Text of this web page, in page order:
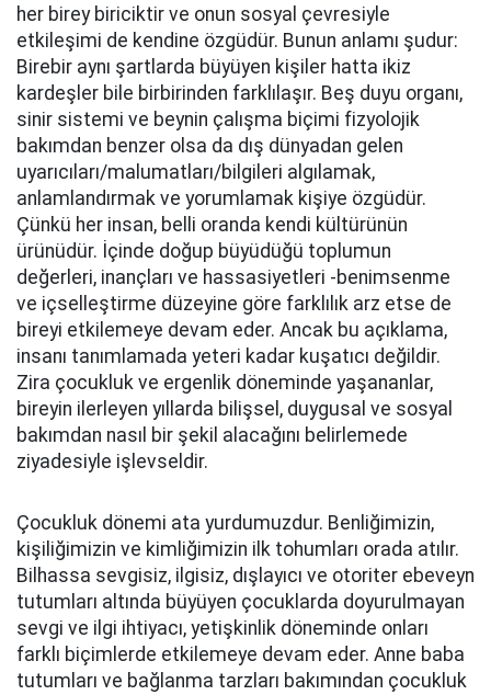
her birey biriciktir ve onun sosyal çevresiyle
etkileşimi de kendine özgüdür. Bunun anlamı şudur:
Birebir aynı şartlarda büyüyen kişiler hatta ikiz
kardeşler bile birbirinden farklılaşır. Beş duyu organı,
sinir sistemi ve beynin çalışma biçimi fizyolojik
bakımdan benzer olsa da dış dünyadan gelen
uyarıcıları/malumatları/bilgileri algılamak,
anlamlandırmak ve yorumlamak kişiye özgüdür.
Çünkü her insan, belli oranda kendi kültürünün
ürünüdür. İçinde doğup büyüdüğü toplumun
değerleri, inançları ve hassasiyetleri -benimsenme
ve içselleştirme düzeyine göre farklılık arz etse de
bireyi etkilemeye devam eder. Ancak bu açıklama,
insanı tanımlamada yeteri kadar kuşatıcı değildir.
Zira çocukluk ve ergenlik döneminde yaşananlar,
bireyin ilerleyen yıllarda bilişsel, duygusal ve sosyal
bakımdan nasıl bir şekil alacağını belirlemede
ziyadesiyle işlevseldir.
Çocukluk dönemi ata yurdumuzdur. Benliğimizin,
kişiliğimizin ve kimliğimizin ilk tohumları orada atılır.
Bilhassa sevgisiz, ilgisiz, dışlayıcı ve otoriter ebeveyn
tutumları altında büyüyen çocuklarda doyurulmayan
sevgi ve ilgi ihtiyacı, yetişkinlik döneminde onları
farklı biçimlerde etkilemeye devam eder. Anne baba
tutumları ve bağlanma tarzları bakımından çocukluk